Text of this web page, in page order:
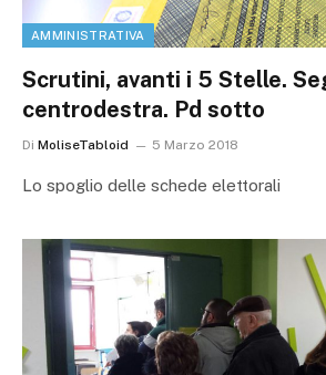
AMMINISTRATIVA
Scrutini, avanti i 5 Stelle.
centrodestra. Pd sotto
Di MoliseTabloid 5 Marzo 2018
Lo spoglio delle schede elettorali